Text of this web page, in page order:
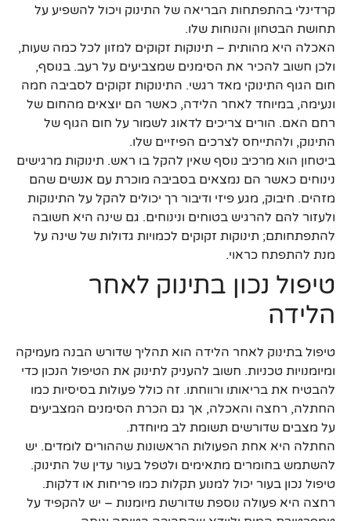
קרדינלי בהתפתחות הבריאה של התינוק ויכול להשפיע על
תחושת הבטחון והנוחות שלו.
האכלה היא מהותית – תינוקות זקוקים למזון לכל כמה שעות,
ולכן חשוב להכיר את הסימנים שמצביעים על רעב. בנוסף,
חום הגוף התינוקי מאד רגשי. התינוקות זקוקים לסביבה חמה
ונעימה, במיוחד לאחר הלידה, כאשר הם יוצאים מהחום של
רחם האם. הורים צריכים לדאוג לשמור על חום הגוף של
התינוק, ולהתייחס לצרכים הפיזיים שלו.
ביטחון הוא מרכיב נוסף שאין להקל בו ראש. תינוקות מרגישים
נינוחים כאשר הם נמצאים בסביבה מוכרת עם אנשים שהם
מזהים. חיבוק, מגע פיזי ודיבור רך יכולים להקל על התינוקות
ולעזור להם להרגיש בטוחים ונינוחים. גם שינה היא חשובה
להתפתחותם; תינוקות זקוקים לכמויות גדולות של שינה על
מנת להתפתח כראוי.
טיפול נכון בתינוק לאחר
הלידה
טיפול בתינוק לאחר הלידה הוא תהליך שדורש הבנה מעמיקה
ומיומנויות טכניות. חשוב להעניק לתינוק את הטיפול הנכון כדי
להבטיח את בריאותו ורווחתו. זה כולל פעולות בסיסיות כמו
החתלה, רחצה והאכלה, אך גם הכרת הסימנים המצביעים
על מצבים שדורשים תשומת לב מיוחדת.
החתלה היא אחת הפעולות הראשונות שההורים לומדים. יש
להשתמש בחומרים מתאימים ולטפל בעור עדין של התינוק.
טיפול נכון בעור יכול למנוע תקלות כמו פריחות או דלקות.
רחצה היא פעולה נוספת שדורשת מיומנות – יש להקפיד על